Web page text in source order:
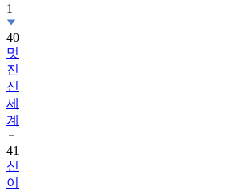
1
40
멋
진
신
세
계
41
신
이